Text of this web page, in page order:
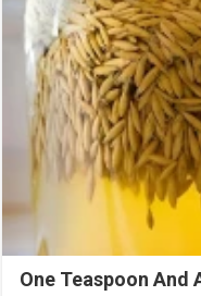
One Teaspoon And